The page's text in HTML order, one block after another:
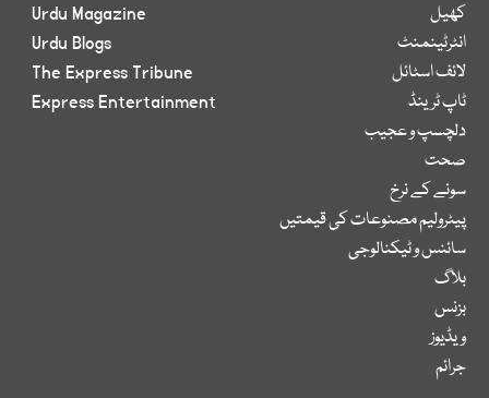
کھیل
انٹرٹینمنٹ
لائف اسٹائل
ٹاپ ٹرینڈ
دلچسپ و عجیب
صحت
سونے کے نرخ
پیٹرولیم مصنوعات کی قیمتیں
سائنس و ٹیکنالوجی
بلاگ
بزنس
ویڈیوز
جرائم
Urdu Magazine
Urdu Blogs
The Express Tribune
Express Entertainment